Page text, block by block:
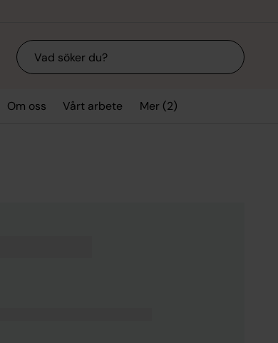
Sök
Om oss Vårt arbete Mer (2)